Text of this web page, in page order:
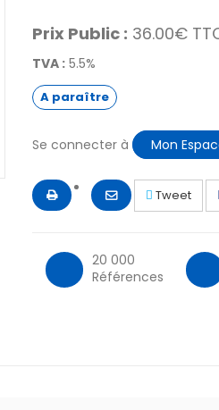
Prix Public : 36.00€
TVA : 5.5%
A paraître
Se connecter à Mon
Tweet
20 000
Références